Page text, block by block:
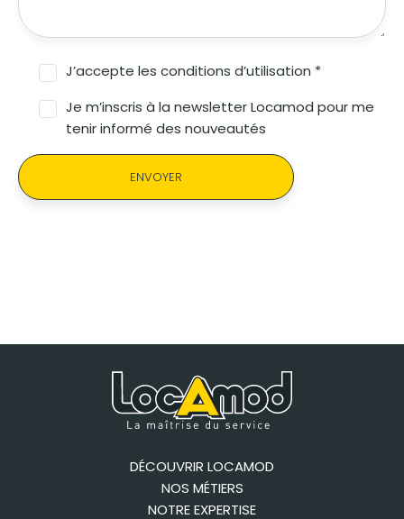
J’accepte les conditions d’utilisation *
Je m’inscris à la newsletter Locamod pour me
tenir informé des nouveautés
ENVOYER
DÉCOUVRIR LOCAMOD
NOS MÉTIERS
NOTRE EXPERTISE